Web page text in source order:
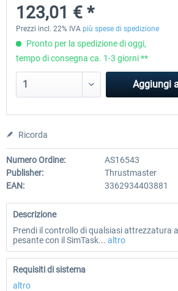
201,30 € *
123,01 € *
Prezzi incl. 22% IVA più spese di spedizione
Pronto per la spedizione di oggi,
tempo di consegna ca. 1-3 giorni **
Aggiungi
Ricorda
Numero Ordine:
AS16543
Publisher:
Thrustmaster
EAN:
3362934403881
Descrizione
Prendi il controllo di qualsiasi attrezzatura
pesante con il SimTask... altro
Requisiti di sistema
altro